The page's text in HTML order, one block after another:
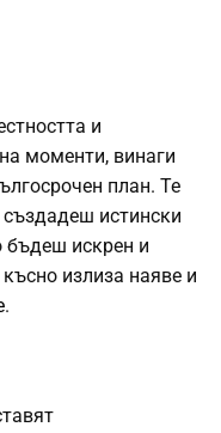
и
моменти, винаги
план. Те
истински
бъдеш искрен и
излиза наяве и
.